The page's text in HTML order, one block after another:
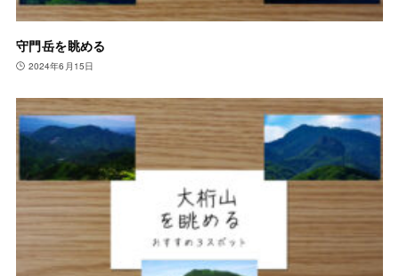
守門岳を眺める
2024年6月15日